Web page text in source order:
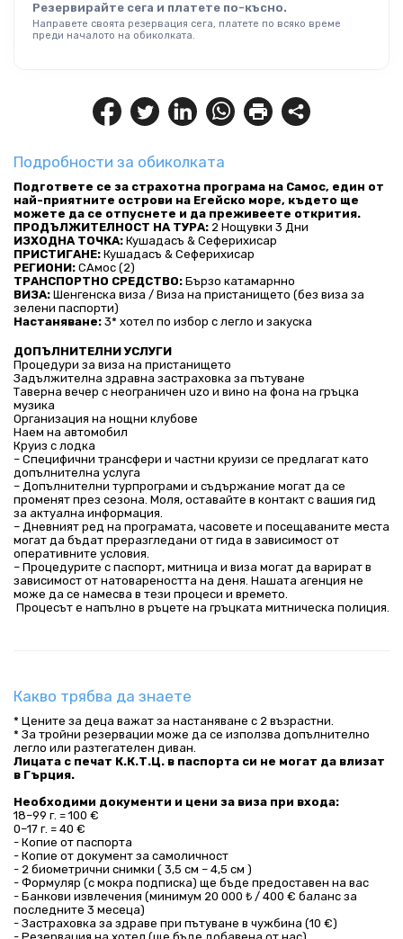
Подробности за обиколката
Подгответе се за страхотна програма на Самос, един от
най-приятните острови на Егейско море, където ще
можете да се отпуснете и да преживеете открития.
ПРОДЪЛЖИТЕЛНОСТ НА ТУРА: 2 Нощувки 3 Дни
ИЗХОДНА ТОЧКА: Кушадасъ & Сеферихисар
ПРИСТИГАНЕ: Кушадасъ & Сеферихисар
РЕГИОНИ: САмос (2)
ТРАНСПОРТНО СРЕДСТВО: Бързо катамарнно
ВИЗА: Шенгенска виза / Виза на пристанището (без виза за
зелени паспорти)
Настаняване: 3* хотел по избор с легло и закуска
ДОПЪЛНИТЕЛНИ УСЛУГИ
Процедури за виза на пристанището
Задължителна здравна застраховка за пътуване
Таверна вечер с неограничен uzo и вино на фона на гръцка
музика
Организация на нощни клубове
Наем на автомобил
Круиз с лодка
– Специфични трансфери и частни круизи се предлагат като
допълнителна услуга
– Допълнителни турпрограми и съдържание могат да се
променят през сезона. Моля, оставайте в контакт с вашия гид
за актуална информация.
– Дневният ред на програмата, часовете и посещаваните места
могат да бъдат преразгледани от гида в зависимост от
оперативните условия.
– Процедурите с паспорт, митница и виза могат да варират в
зависимост от натовареността на деня. Нашата агенция не
може да се намесва в тези процеси и времето.
Процесът е напълно в ръцете на гръцката митническа полиция.
Какво трябва да знаете
* Цените за деца важат за настаняване с 2 възрастни.
* За тройни резервации може да се използва допълнително
легло или разтегателен диван.
Лицата с печат К.К.Т.Ц. в паспорта си не могат да влизат
в Гърция.
Необходими документи и цени за виза при входа:
18–99 г. = 100 €
0–17 г. = 40 €
- Копие от паспорта
- Копие от документ за самоличност
- 2 биометрични снимки ( 3,5 см – 4,5 см )
- Формуляр (с мокра подписка) ще бъде предоставен на вас
- Банкови извлечения (минимум 20 000 ₺ / 400 € баланс за
последните 3 месеца)
- Застраховка за здраве при пътуване в чужбина (10 €)
Резервирайте сега и платете по-късно.
Направете своята резервация сега, платете по всяко време
преди началото на обиколката.